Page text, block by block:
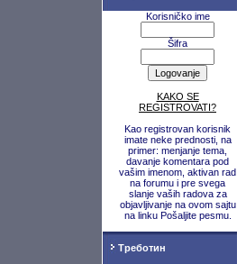
Korisničko ime
Šifra
KAKO SE
REGISTROVATI?
Kao registrovan korisnik
imate neke prednosti, na
primer: menjanje tema,
davanje komentara pod
vašim imenom, aktivan rad
na forumu i pre svega
slanje vaših radova za
objavljivanje na ovom sajtu
na linku Pošaljite pesmu.
Треботин